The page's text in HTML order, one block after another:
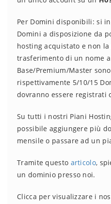
Per Domini disponibili: si
Domini a disposizione da
hosting acquistato e non
trasferimento di un nome
Base/Premium/Master
rispettivamente 5/10/15
dovranno essere
Su tutti i nostri Piani
possibile aggiungere più
mensile o passare ad un
Tramite questo articolo,
un dominio presso noi.
Clicca per visualizzare i